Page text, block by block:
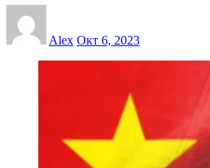
Alex Окт 6, 2023